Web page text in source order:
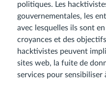
politiques. Les
gouvernementales, les
avec lesquelles ils sont
croyances et des
hacktivistes peuvent
sites web, la fuite de
services pour sensibiliser